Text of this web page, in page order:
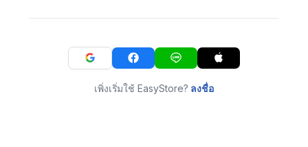
เพิ่งเริ่มใช้ EasyStore? ลงชื่อ